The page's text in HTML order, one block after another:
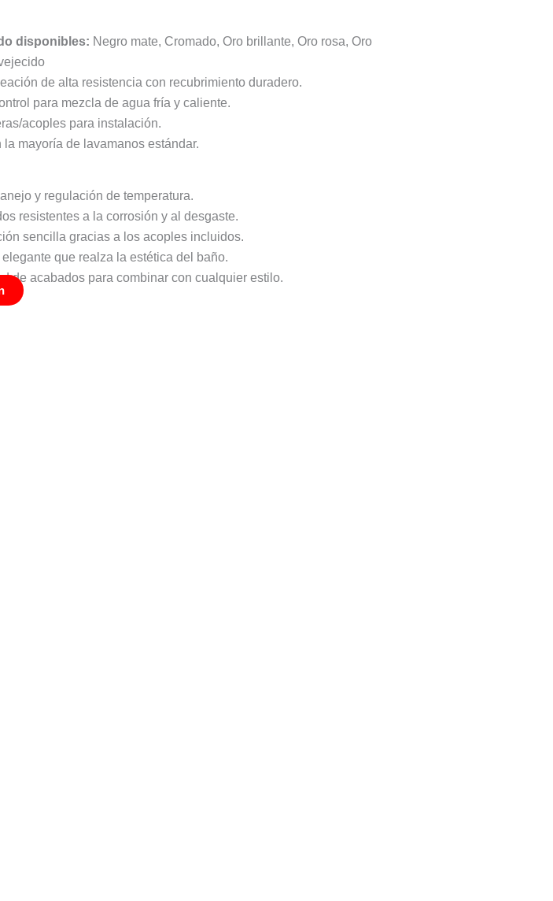
disponibles: Negro mate, Cromado, Oro brillante, Oro rosa, Oro
de alta resistencia con recubrimiento duradero.
para mezcla de agua fría y caliente.
acoples para instalación.
la mayoría de lavamanos estándar.
y regulación de temperatura.
resistentes a la corrosión y al desgaste.
sencilla gracias a los acoples incluidos.
elegante que realza la estética del baño.
de acabados para combinar con cualquier estilo.